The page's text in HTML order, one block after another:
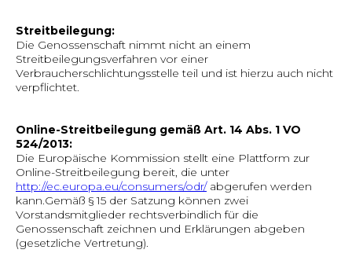
Streitbeilegung:
Die Genossenschaft nimmt nicht an einem
Streitbeilegungsverfahren vor einer
Verbraucherschlichtungsstelle teil und ist hierzu auch nicht
verpflichtet.
Online-Streitbeilegung gemäß Art. 14 Abs. 1 VO
524/2013:
Die Europäische Kommission stellt eine Plattform zur
Online-Streitbeilegung bereit, die unter
http://ec.europa.eu/consumers/odr/abgerufen werden
kann.Gemäß § 15 der Satzung können zwei
Vorstandsmitglieder rechtsverbindlich für die
Genossenschaft zeichnen und Erklärungen abgeben
(gesetzliche Vertretung).